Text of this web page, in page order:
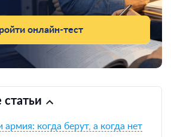
онлайн-тест
армия: когда берут, а когда нет